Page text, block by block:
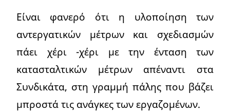
Είναι φανερό ότι η υλοποίηση των
αντεργατικών μέτρων και σχεδιασμών
πάει χέρι -χέρι με την ένταση των
κατασταλτικών μέτρων απέναντι στα
Συνδικάτα, στη γραμμή πάλης που βάζει
μπροστά τις ανάγκες των εργαζομένων.